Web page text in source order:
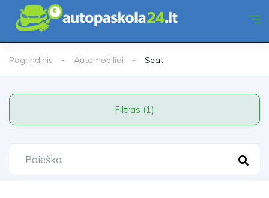
Pagrindinis Automobiliai Seat
Filtras (1)